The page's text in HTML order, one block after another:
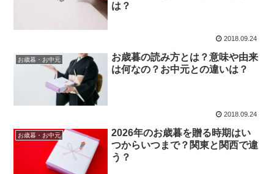
は？
2018.09.24
お歳暮・お中元
お歳暮の読み方とは？意味や由来
は何なの？お中元との違いは？
2018.09.24
お歳暮・お中元
2026年のお歳暮を贈る時期はい
つからいつまで？関東と関西で違
う？